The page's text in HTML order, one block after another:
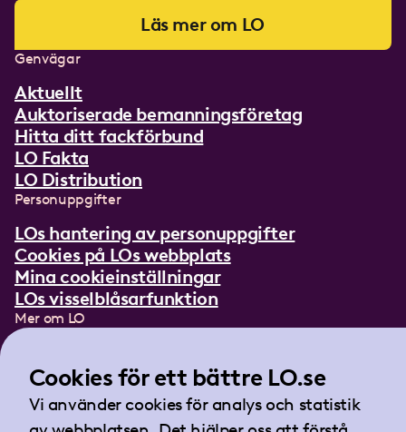
Läs mer om LO
Genvägar
Aktuellt
Auktoriserade bemanningsföretag
Hitta ditt fackförbund
LO Fakta
LO Distribution
Personuppgifter
LOs hantering av personuppgifter
Cookies på LOs webbplats
Mina cookieinställningar
LOs visselblåsarfunktion
Mer om LO
Lättläst om LO
Teckenspråksfilm
Tidningen Arbetet
Cookies för ett bättre LO.se
Vi använder cookies för analys och statistik